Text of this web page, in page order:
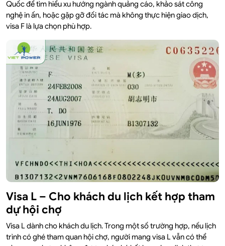
Quốc để tìm hiểu xu hướng ngành quảng cáo, khảo sát công
nghệ in ấn, hoặc gặp gỡ đối tác mà không thực hiện giao dịch,
visa F là lựa chọn phù hợp.
Visa L – Cho khách du lịch kết hợp tham
dự hội chợ
Visa L dành cho khách du lịch. Trong một số trường hợp, nếu lịch
trình có ghé tham quan hội chợ, người mang visa L vẫn có thể